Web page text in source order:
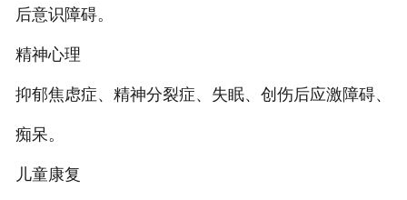
后意识障碍。
精神心理
抑郁焦虑症、精神分裂症、失眠、创伤后应激障碍、
痴呆。
儿童康复